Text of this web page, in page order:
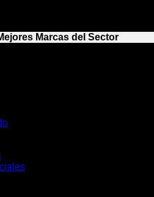
Marcas del Sector